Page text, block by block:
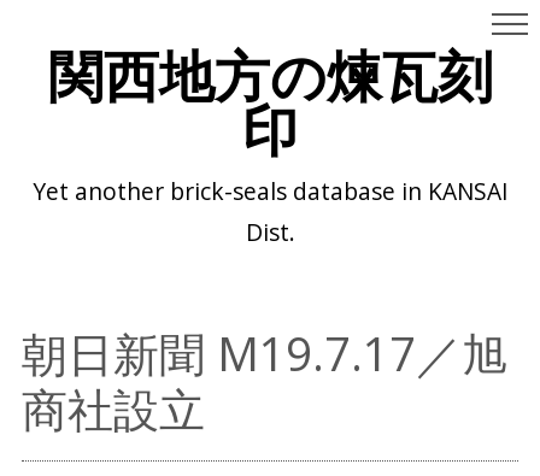
関西地方の煉瓦刻
印
Yet another brick-seals database in KANSAI
Dist.
朝日新聞 M19.7.17／旭
商社設立